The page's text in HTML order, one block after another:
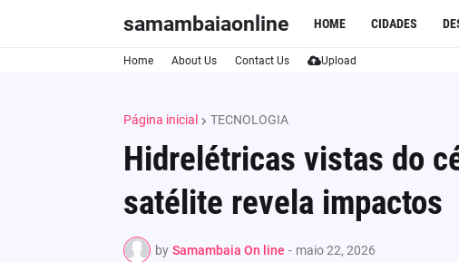
samambaiaonline HOME CIDADES
Home About Us Contact Us Upload
Página inicial TECNOLOGIA
Hidrelétricas vistas do
satélite revela impactos
by Samambaia On line - maio 22, 2026